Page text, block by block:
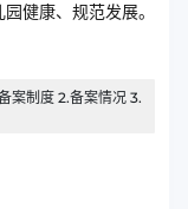
健康、规范发展。
案制度 2.备案情况 3.